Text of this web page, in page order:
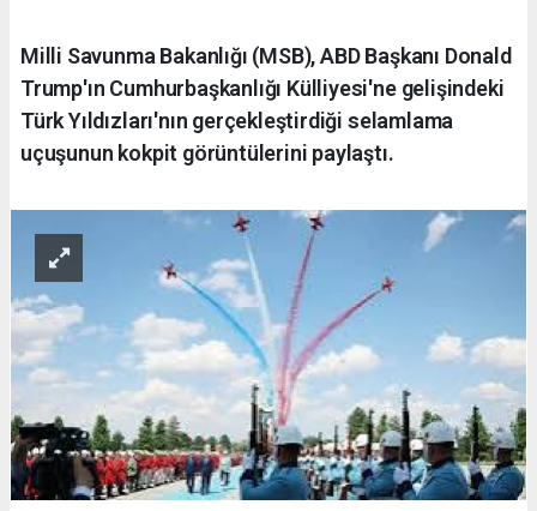
Milli Savunma Bakanlığı (MSB), ABD Başkanı Donald
Trump'ın Cumhurbaşkanlığı Külliyesi'ne gelişindeki
Türk Yıldızları'nın gerçekleştirdiği selamlama
uçuşunun kokpit görüntülerini paylaştı.